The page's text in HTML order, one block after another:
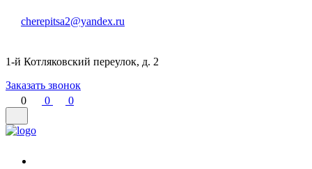
cherepitsa2@yandex.ru
1-й Котляковский переулок, д. 2
Заказать звонок
0
0 0